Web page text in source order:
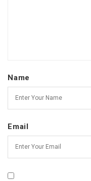
Name
Email